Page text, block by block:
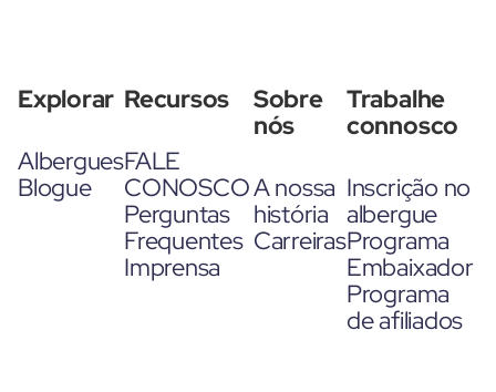
Explorar
Albergues
Blogue
Recursos
FALE
CONOSCO
Perguntas
Frequentes
Imprensa
Sobre
nós
A nossa
história
Carreiras
Trabalhe
connosco
Inscrição no
albergue
Programa
Embaixador
Programa
de afiliados